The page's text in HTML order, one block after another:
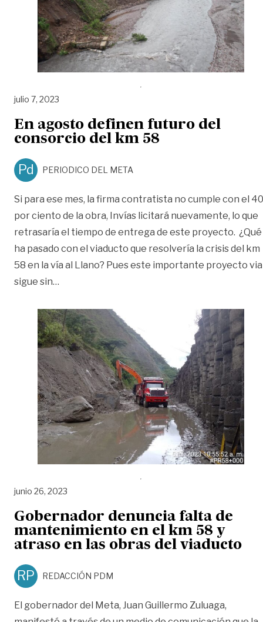
julio 7, 2023
En agosto definen futuro del
consorcio del km 58
Pd PERIODICO DEL META
Si para ese mes, la firma contratista no cumple con el 40
por ciento de la obra, Invías licitará nuevamente, lo que
retrasaría el tiempo de entrega de este proyecto. ¿Qué
ha pasado con el viaducto que resolvería la crisis del km
58 en la vía al Llano? Pues este importante proyecto
sigue sin…
junio 26, 2023
Gobernador denuncia falta de
mantenimiento en el km 58 y
atraso en las obras del viaducto
RP REDACCIÓN PDM
El gobernador del Meta, Juan Guillermo Zuluaga,